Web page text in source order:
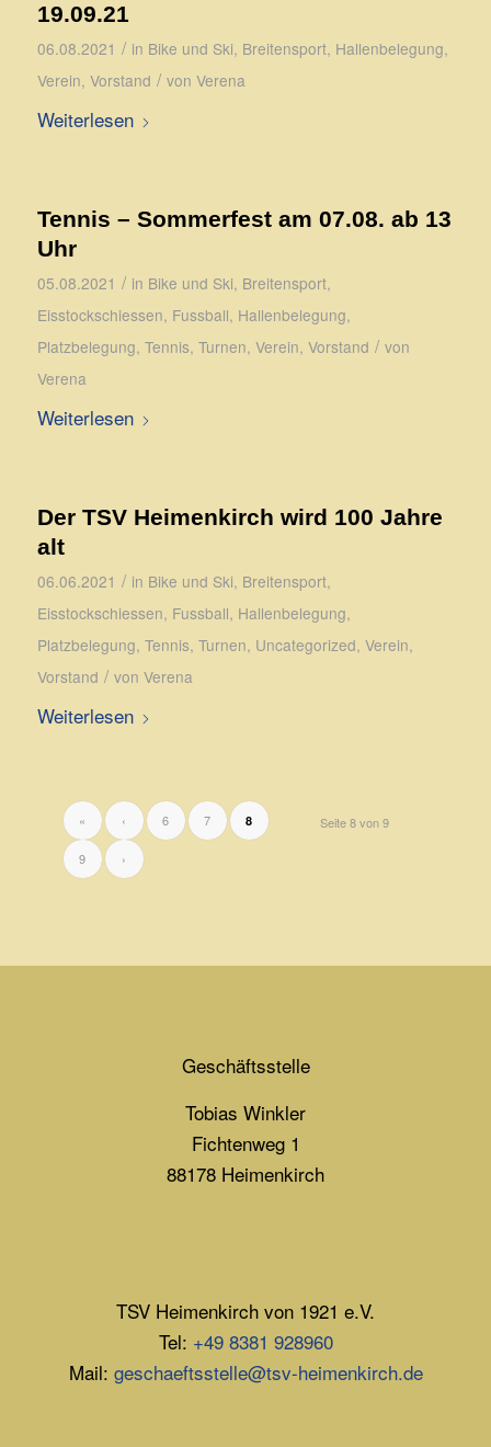
19.09.21
06.08.2021 / in Bike und Ski, Breitensport, Hallenbelegung,
Verein, Vorstand / von Verena
Weiterlesen
Tennis – Sommerfest am 07.08. ab 13
Uhr
05.08.2021 / in Bike und Ski, Breitensport,
Eisstockschiessen, Fussball, Hallenbelegung,
Platzbelegung, Tennis, Turnen, Verein, Vorstand / von
Verena
Weiterlesen
Der TSV Heimenkirch wird 100 Jahre
alt
06.06.2021 / in Bike und Ski, Breitensport,
Eisstockschiessen, Fussball, Hallenbelegung,
Platzbelegung, Tennis, Turnen, Uncategorized, Verein,
Vorstand / von Verena
Weiterlesen
Seite 8 von 9
« ‹ 6 7 8
9 ›
Geschäftsstelle
Tobias Winkler
Fichtenweg 1
88178 Heimenkirch
TSV Heimenkirch von 1921 e.V.
Tel: +49 8381 928960
Mail: geschaeftsstelle@tsv-heimenkirch.de